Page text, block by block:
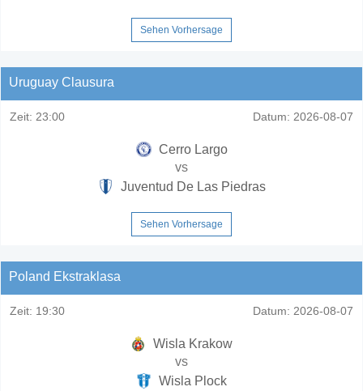
Sehen Vorhersage
Uruguay Clausura
Zeit: 23:00 Datum: 2026-08-07
Cerro Largo
vs
Juventud De Las Piedras
Sehen Vorhersage
Poland Ekstraklasa
Zeit: 19:30 Datum: 2026-08-07
Wisla Krakow
vs
Wisla Plock